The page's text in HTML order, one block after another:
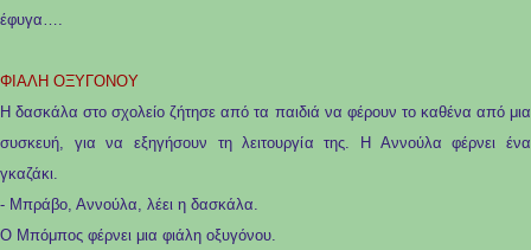
έφυγα….
ΦΙΑΛΗ ΟΞΥΓΟΝΟΥ
Η δασκάλα στο σχολείο ζήτησε από τα παιδιά να φέρουν το καθένα από μια
συσκευή, για να εξηγήσουν τη λειτουργία της. Η Αννούλα φέρνει ένα
γκαζάκι.
- Μπράβο, Αννούλα, λέει η δασκάλα.
Ο Μπόμπος φέρνει μια φιάλη οξυγόνου.